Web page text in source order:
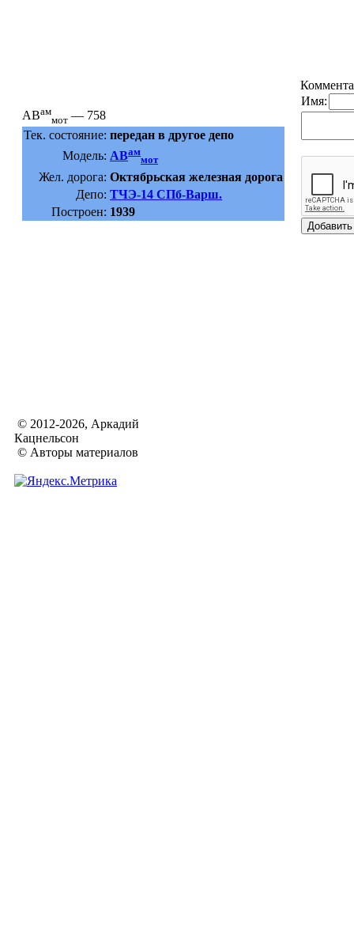
АВам
мот — 758
Тек. состояние: передан в другое депо
Модель: АВам
мот
Жел. дорога: Октябрьская железная дорога
Депо: ТЧЭ-14 СПб-Варш.
Построен: 1939
Имя:
© 2012-2026, Аркадий
Кацнельсон
© Авторы материалов